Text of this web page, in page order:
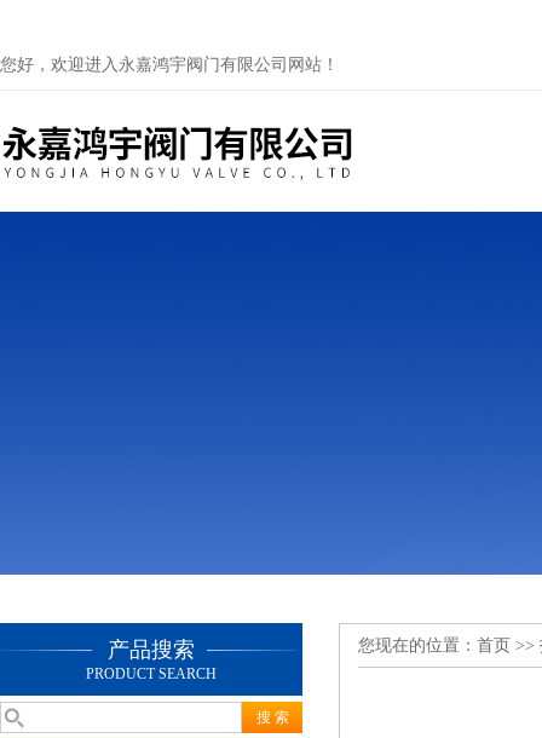
您好，欢迎进入永嘉鸿宇阀门有限公司网站！
产品搜索
PRODUCT SEARCH
您现在的位置： 首页 >>